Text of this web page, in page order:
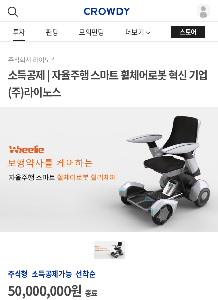
투자 펀딩 모의펀딩 더보기 스토어
주식회사 라이노스
소득공제 | 자율주행 스마트 휠체어로봇 혁신 기업
(주)라이노스
주식형 소득공제가능 선착순
50,000,000원 종료